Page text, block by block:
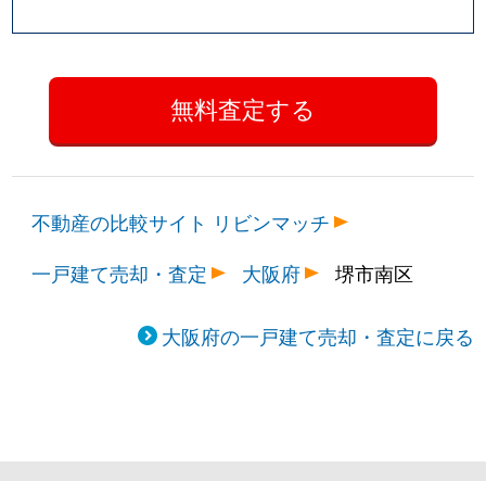
不動産の比較サイト リビンマッチ
一戸建て売却・査定
大阪府 堺市南区
大阪府の一戸建て売却・査定に戻る